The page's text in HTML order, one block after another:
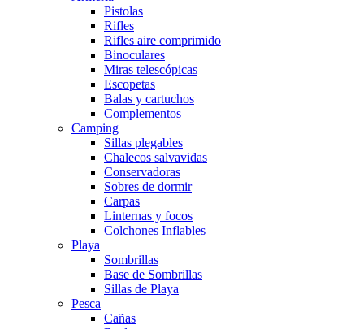
Pistolas
Rifles
Rifles aire comprimido
Binoculares
Miras telescópicas
Escopetas
Balas y cartuchos
Complementos
Camping
Sillas plegables
Chalecos salvavidas
Conservadoras
Sobres de dormir
Carpas
Linternas y focos
Colchones Inflables
Playa
Sombrillas
Base de Sombrillas
Sillas de Playa
Pesca
Cañas